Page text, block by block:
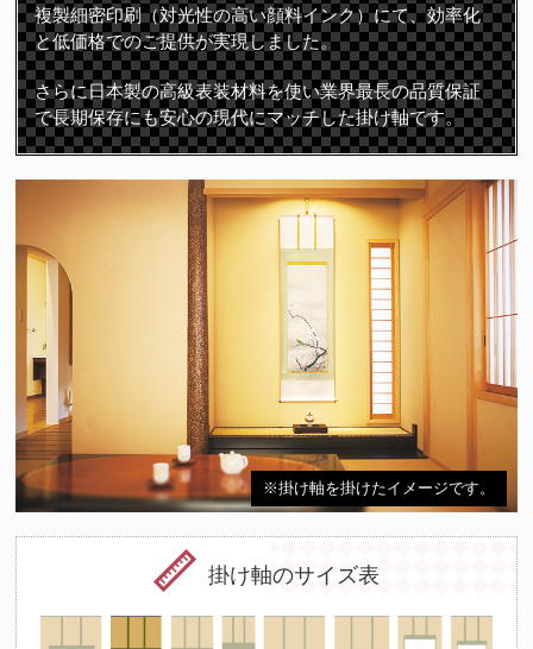
複製細密印刷（対光性の高い顔料インク）にて、効率化
と低価格でのご提供が実現しました。
さらに日本製の高級表装材料を使い業界最長の品質保証
で長期保存にも安心の現代にマッチした掛け軸です。
※掛け軸を掛けたイメージです。
掛け軸のサイズ表